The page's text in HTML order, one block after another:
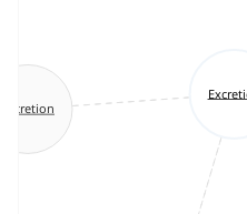
Secretion